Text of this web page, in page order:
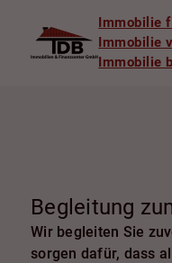
Immobilie
Immobilie
Immobilie
Begleitung
Wir begleiten Sie
sorgen dafür, dass